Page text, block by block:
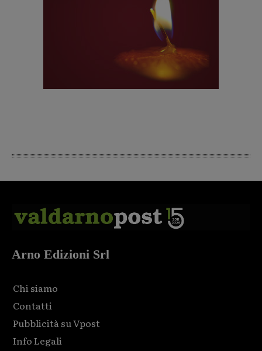
Arno Edizioni Srl
Chi siamo
Contatti
Pubblicità su Vpost
Info Legali